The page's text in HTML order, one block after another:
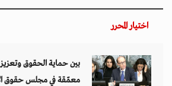
اختيار المحرر
بين حماية الحقوق
معمّقة في مجلس حقوق